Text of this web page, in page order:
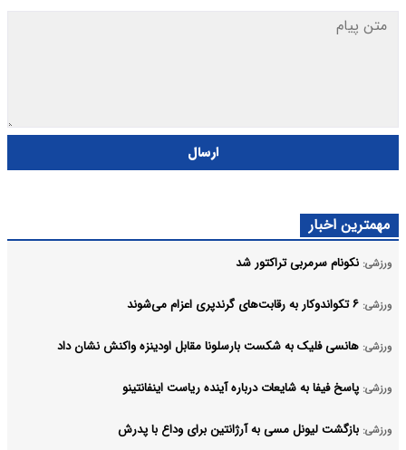
ارسال
مهمترین اخبار
ورزشی: نکونام سرمربی تراکتور شد
ورزشی: ۶ تکواندوکار به رقابت‌های گرندپری اعزام می‌شوند
ورزشی: هانسی فلیک به شکست بارسلونا مقابل اودینزه واکنش نشان داد
ورزشی: پاسخ فیفا به شایعات درباره آینده ریاست اینفانتینو
ورزشی: بازگشت لیونل مسی به آرژانتین برای وداع با پدرش